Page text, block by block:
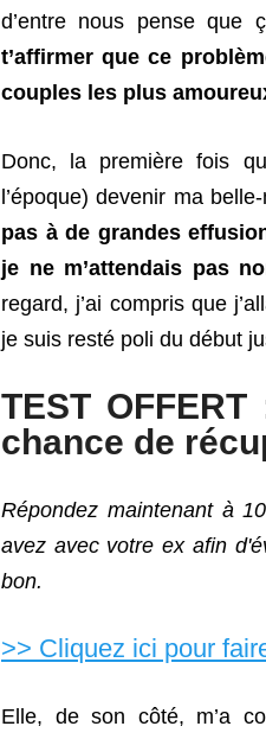
d’entre nous pense que
t’affirmer que ce
couples les plus
Donc, la première fois
l’époque) devenir ma
pas à de grandes
je ne m’attendais pas
regard, j’ai compris que
je suis resté poli du début
TEST
chance de
Répondez maintenant à
avez avec votre ex afin
bon.
>> Cliquez ici pour
Elle, de son côté, m’a